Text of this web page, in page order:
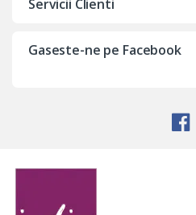
Servicii Clienti
Gaseste-ne pe Facebook